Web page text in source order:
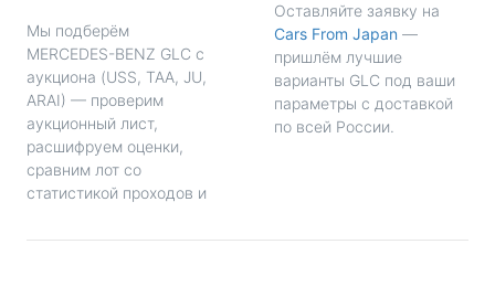
Мы подберём
MERCEDES-BENZ GLC с
аукциона (USS, TAA, JU,
ARAI) — проверим
аукционный лист,
расшифруем оценки,
сравним лот со
статистикой проходов и
Оставляйте заявку на
Cars From Japan —
пришлём лучшие
варианты GLC под ваши
параметры с доставкой
по всей России.